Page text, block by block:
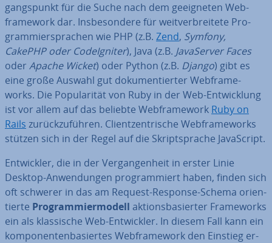
gangs­punkt für die Suche nach dem ge­eig­ne­ten Web­
frame­work dar. Ins­be­son­de­re für weit­ver­brei­te­te Pro­
gram­mier­spra­chen wie PHP (z.B. Zend, Symfony,
CakePHP oder Cod­e­Ig­ni­ter), Java (z.B. Ja­va­Ser­ver Faces
oder Apache Wicket) oder Python (z.B. Django) gibt es
eine große Auswahl gut do­ku­men­tier­ter Web­frame­
works. Die Po­pu­la­ri­tät von Ruby in der Web-Ent­wick­lung
ist vor allem auf das beliebte Web­frame­work Ruby on
Rails zu­rück­zu­füh­ren. Cli­ent­zen­tri­sche Web­frame­works
stützen sich in der Regel auf die Skript­spra­che Ja­va­Script.
Ent­wick­ler, die in der Ver­gan­gen­heit in erster Linie
Desktop-An­wen­dun­gen pro­gram­miert haben, finden sich
oft schwerer in das am Request-Response-Schema ori­en­
tier­te Pro­gram­mier­mo­dell ak­ti­ons­ba­sier­ter Frame­works
ein als klas­si­sche Web-Ent­wick­ler. In diesem Fall kann ein
kom­po­nen­ten­ba­sier­tes Web­frame­work den Einstieg er­